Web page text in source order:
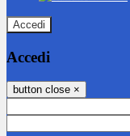
Accedi
Accedi
button close ×